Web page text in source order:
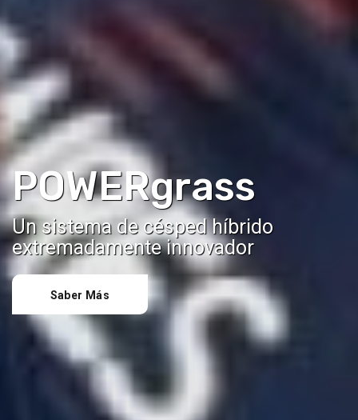
POWERgrass
Un sistema de césped híbrido
extremadamente innovador
Saber Más